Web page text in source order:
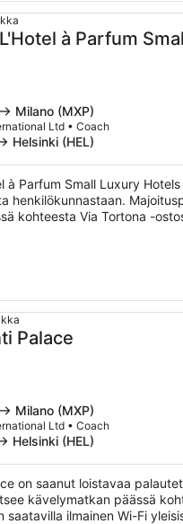
à Parfum
Milano (MXP)
Ltd • Coach
Helsinki (HEL)
à Parfum Small Luxury
henkilökunnastaan.
kohteesta Via Tortona -
Palace
Milano (MXP)
Ltd • Coach
Helsinki (HEL)
on saanut loistavaa
kävelymatkan päässä
saatavilla ilmainen Wi-Fi